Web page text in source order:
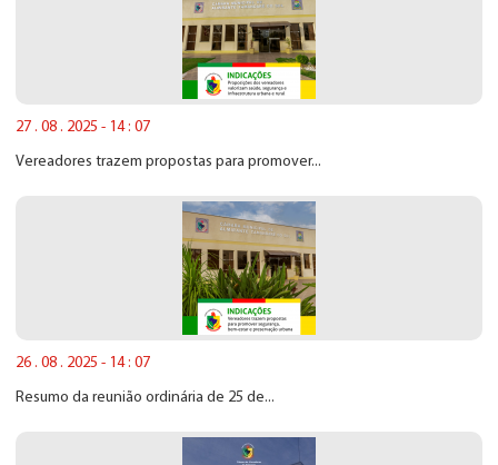
27 . 08 . 2025 - 14 : 07
Vereadores trazem propostas para promover...
26 . 08 . 2025 - 14 : 07
Resumo da reunião ordinária de 25 de...